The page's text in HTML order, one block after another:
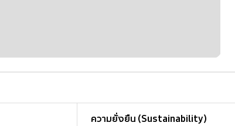
ความยั่งยืน (Sustainability)